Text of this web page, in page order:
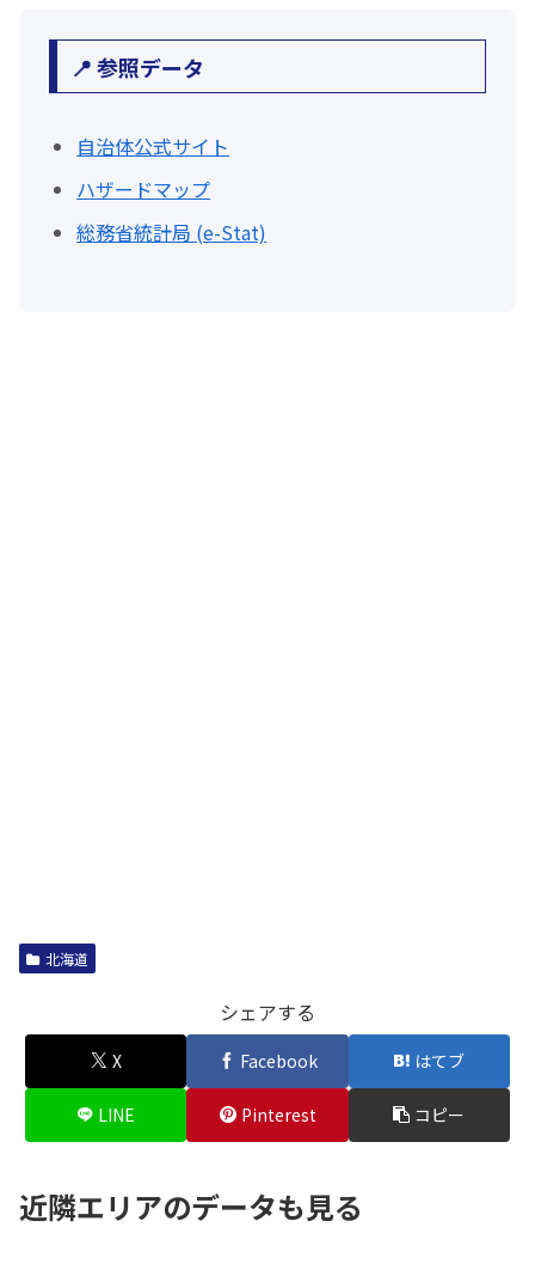
📍 参照データ
自治体公式サイト
ハザードマップ
総務省統計局 (e-Stat)
北海道
シェアする
X Facebook はてブ
LINE Pinterest コピー
近隣エリアのデータも見る